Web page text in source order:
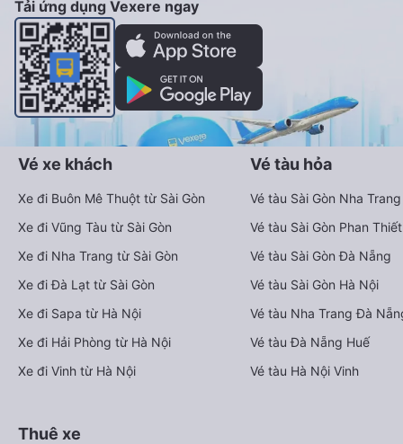
Tải ứng dụng Vexere ngay
Vé xe khách
Xe đi Buôn Mê Thuột từ Sài Gòn
Xe đi Vũng Tàu từ Sài Gòn
Xe đi Nha Trang từ Sài Gòn
Xe đi Đà Lạt từ Sài Gòn
Xe đi Sapa từ Hà Nội
Xe đi Hải Phòng từ Hà Nội
Xe đi Vinh từ Hà Nội
Vé tàu hỏa
Vé tàu Sài Gòn Nha Trang
Vé tàu Sài Gòn Phan Thiết
Vé tàu Sài Gòn Đà Nẵng
Vé tàu Sài Gòn Hà Nội
Vé tàu Nha Trang Đà
Vé tàu Đà Nẵng Huế
Vé tàu Hà Nội Vinh
Thuê xe